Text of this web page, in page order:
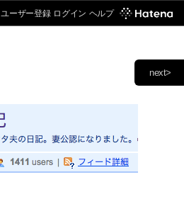
ユーザー登録 ログイン ヘルプ
next>